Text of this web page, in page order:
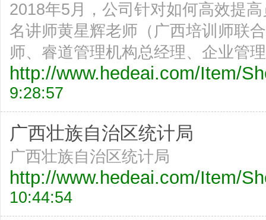
2018年5月，公司针对如何高效提
名讲师黄星辉老师（广西培训师联
师、睿道管理机构总经理、企业管
http://www.hedeai.com/Item/
9:28:57
广西壮族自治区统计局
广西壮族自治区统计局
http://www.hedeai.com/Item/
10:44:54